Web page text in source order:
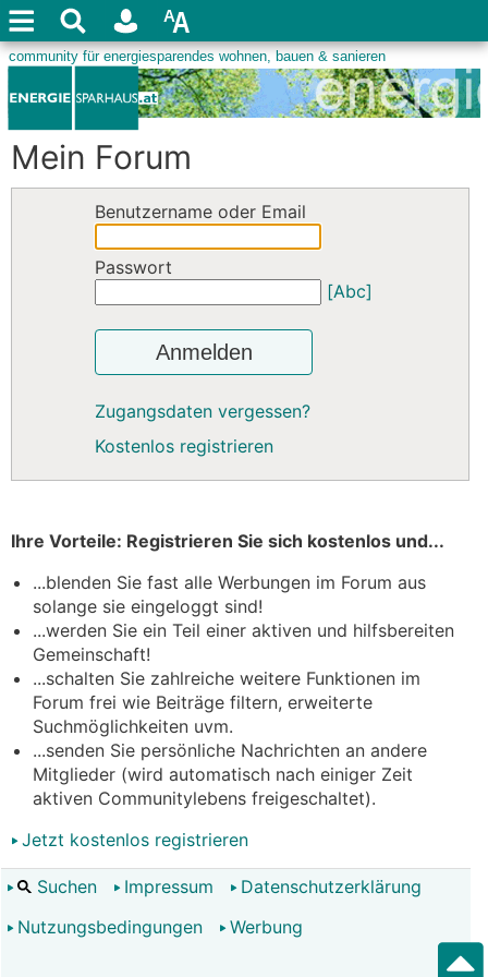
Mein Forum
Benutzername oder Email
Passwort
[Abc]
Anmelden
Zugangsdaten vergessen?
Kostenlos registrieren
Ihre Vorteile: Registrieren Sie sich kostenlos und...
...blenden Sie fast alle Werbungen im Forum aus
solange sie eingeloggt sind!
...werden Sie ein Teil einer aktiven und hilfsbereiten
Gemeinschaft!
...schalten Sie zahlreiche weitere Funktionen im
Forum frei wie Beiträge filtern, erweiterte
Suchmöglichkeiten uvm.
...senden Sie persönliche Nachrichten an andere
Mitglieder (wird automatisch nach einiger Zeit
aktiven Communitylebens freigeschaltet).
Jetzt kostenlos registrieren
Suchen Impressum
Datenschutzerklärung
Nutzungsbedingungen
Werbung